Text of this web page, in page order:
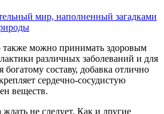
мир, наполненный загадками
также можно принимать здоровым
различных заболеваний и для
богатому составу, добавка отлично
сердечно-сосудистую
веществ.
ждать не следует. Как и другие